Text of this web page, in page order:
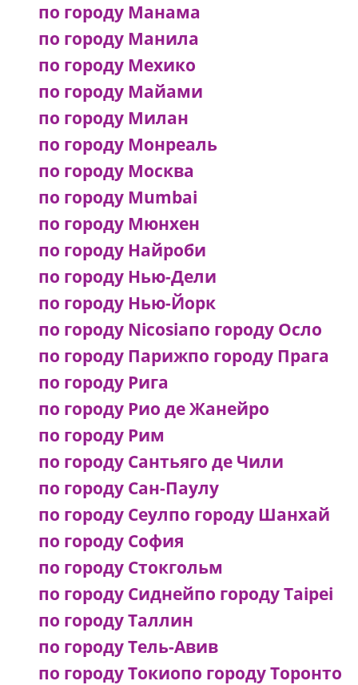
по городу Манама
по городу Манила
по городу Мехико
по городу Майами
по городу Милан
по городу Монреаль
по городу Москва
по городу Mumbai
по городу Мюнхен
по городу Найроби
по городу Нью-Дели
по городу Нью-Йорк
по городу Nicosiaпо городу Осло
по городу Парижпо городу Прага
по городу Рига
по городу Рио де Жанейро
по городу Рим
по городу Сантьяго де Чили
по городу Сан-Паулу
по городу Сеулпо городу Шанхай
по городу София
по городу Стокгольм
по городу Сиднейпо городу Taipei
по городу Таллин
по городу Тель-Авив
по городу Токиопо городу Торонто